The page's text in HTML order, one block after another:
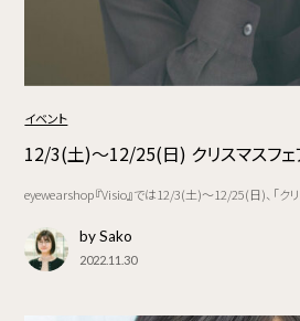
イベント
12/3(土)～12/25(日) クリスマスフェ
eyewearshop『Visio』では12/3(土)～12/25(日)、「ク
by Sako
2022.11.30